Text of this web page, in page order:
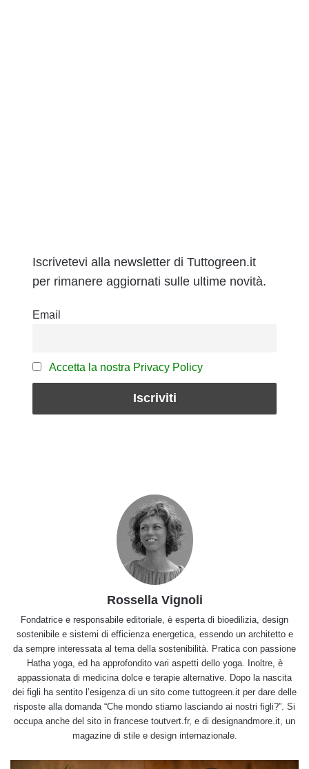
Iscrivetevi alla newsletter di Tuttogreen.it
per rimanere aggiornati sulle ultime novità.
Email
Accetta la nostra Privacy Policy
Rossella Vignoli
Fondatrice e responsabile editoriale, è esperta di bioedilizia, design
sostenibile e sistemi di efficienza energetica, essendo un architetto e
da sempre interessata al tema della sostenibilità. Pratica con passione
Hatha yoga, ed ha approfondito vari aspetti dello yoga. Inoltre, è
appassionata di medicina dolce e terapie alternative. Dopo la nascita
dei figli ha sentito l’esigenza di un sito come tuttogreen.it per dare delle
risposte alla domanda “Che mondo stiamo lasciando ai nostri figli?”. Si
occupa anche del sito in francese toutvert.fr, e di designandmore.it, un
magazine di stile e design internazionale.